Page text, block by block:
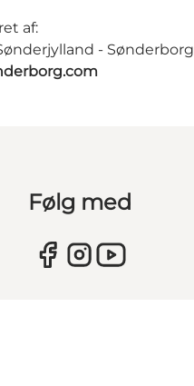
af:
- Sønderborg
Følg med